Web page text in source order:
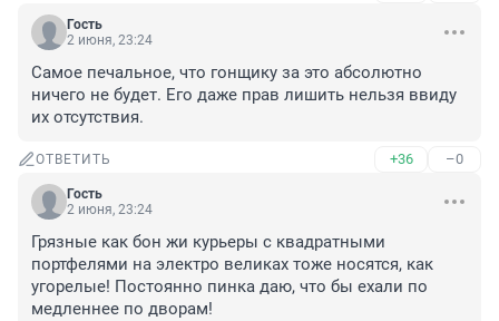
Гость
2 июня, 23:24
Самое печальное, что гонщику за это абсолютно
ничего не будет. Его даже прав лишить нельзя ввиду
их отсутствия.
ОТВЕТИТЬ +36 –0
Гость
2 июня, 23:24
Грязные как бон жи курьеры с квадратными
портфелями на электро великах тоже носятся, как
угорелые! Постоянно пинка даю, что бы ехали по
медленнее по дворам!